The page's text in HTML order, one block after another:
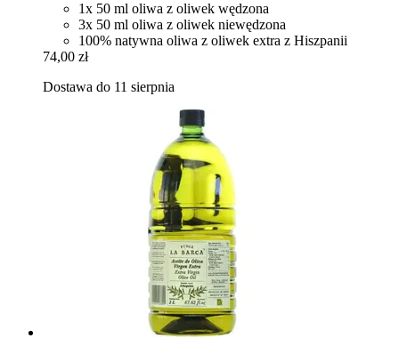
1x 50 ml oliwa z oliwek wędzona
3x 50 ml oliwa z oliwek niewędzona
100% natywna oliwa z oliwek extra z Hiszpanii
74,00 zł
Dostawa do 11 sierpnia